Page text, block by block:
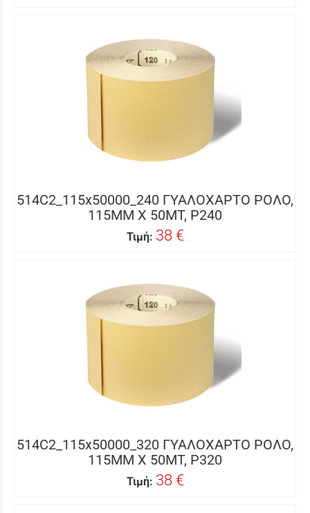
514C2_115x50000_240 ΓΥΑΛΟΧΑΡΤΟ ΡΟΛΟ,
115MM X 50MΤ, P240
Τιμή: 38 €
514C2_115x50000_320 ΓΥΑΛΟΧΑΡΤΟ ΡΟΛΟ,
115MM X 50MΤ, P320
Τιμή: 38 €